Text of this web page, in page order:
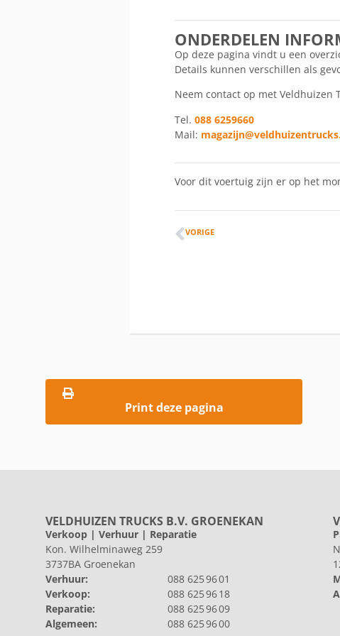
ONDERDELEN
Op deze pagina vindt u een
Details kunnen verschillen als
Neem contact op met Veldhuizen
Tel. 088 6259660
Mail:
Voor dit voertuig zijn er op het
VORIGE
Print deze pagina
VELDHUIZEN TRUCKS B.V. GROENEKAN
Verkoop | Verhuur | Reparatie
Kon. Wilhelminaweg 259
3737BA Groenekan
Verhuur:
088 625 96 01
Verkoop:
088 625 96 18
Reparatie:
088 625 96 09
Algemeen:
088 625 96 00